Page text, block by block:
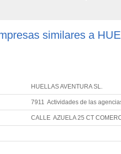
similares a
HUELLAS AVENTURA SL.
7911 Actividades de las
CALLE AZUELA 25 CT